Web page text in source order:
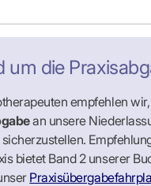
um die
empfehlen
an unsere
bietet Band 2 unserer